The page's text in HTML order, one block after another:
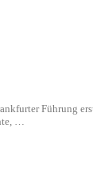
Führung
…